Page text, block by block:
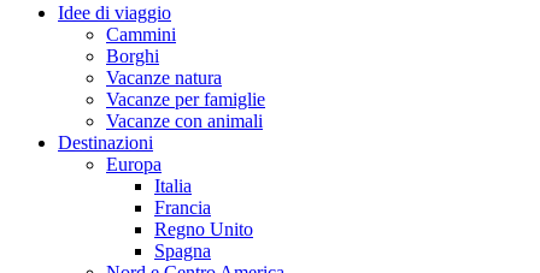
Idee di viaggio
Cammini
Borghi
Vacanze natura
Vacanze per famiglie
Vacanze con animali
Destinazioni
Europa
Italia
Francia
Regno Unito
Spagna